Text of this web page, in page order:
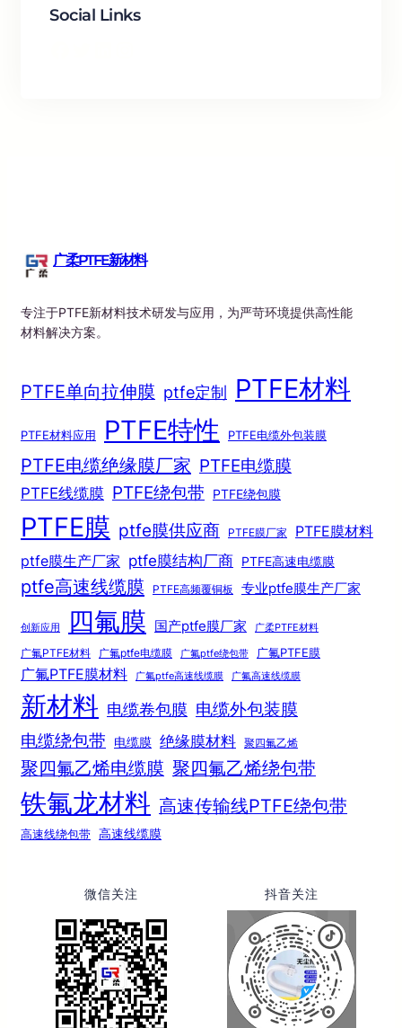
Social Links
广柔PTFE新材料
专注于PTFE新材料技术研发与应用，为严苛环境提供高性能
材料解决方案。
PTFE单向拉伸膜 ptfe定制 PTFE材料
PTFE材料应用 PTFE特性 PTFE电缆外包装膜
PTFE电缆绝缘膜厂家 PTFE电缆膜
PTFE线缆膜 PTFE绕包带 PTFE绕包膜
PTFE膜 ptfe膜供应商 PTFE膜厂家 PTFE膜材料
ptfe膜生产厂家 ptfe膜结构厂商 PTFE高速电缆膜
ptfe高速线缆膜 PTFE高频覆铜板 专业ptfe膜生产厂家
创新应用 四氟膜 国产ptfe膜厂家 广柔PTFE材料
广氟PTFE材料 广氟ptfe电缆膜 广氟ptfe绕包带 广氟PTFE膜
广氟PTFE膜材料 广氟ptfe高速线缆膜 广氟高速线缆膜
新材料 电缆卷包膜 电缆外包装膜
电缆绕包带 电缆膜 绝缘膜材料 聚四氟乙烯
聚四氟乙烯电缆膜 聚四氟乙烯绕包带
铁氟龙材料 高速传输线PTFE绕包带
高速线绕包带 高速线缆膜
微信关注 抖音关注